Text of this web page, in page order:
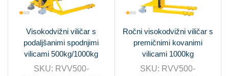
Visokodvižni viličar s
podaljšanimi spodnjimi
vilicami 500kg/1000kg
SKU: RVV500-
Ročni visokodvižni viličar s
premičnimi kovanimi
vilicami 1000kg
SKU: RVV500-